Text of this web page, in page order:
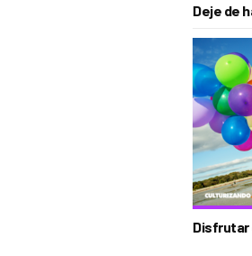
Deje de
Disfrutar